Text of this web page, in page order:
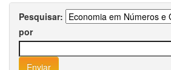
Pesquisar:
por